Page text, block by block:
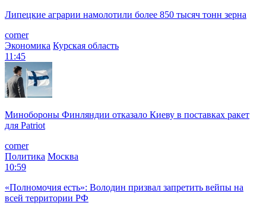
Липецкие аграрии намолотили более 850 тысяч тонн зерна
corner
Экономика Курская область
11:45
Минобороны Финляндии отказало Киеву в поставках ракет
для Patriot
corner
Политика Москва
10:59
«Полномочия есть»: Володин призвал запретить вейпы на
всей территории РФ